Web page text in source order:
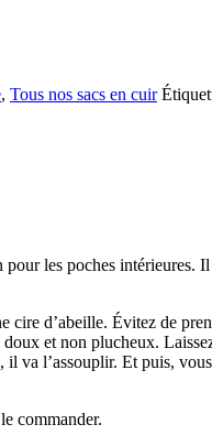
, Tous nos sacs en cuir
les poches intérieures.
d’abeille. Évitez de
et non plucheux.
va l’assouplir. Et puis,
commander.